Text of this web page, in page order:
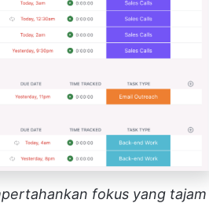
fokus yang tajam